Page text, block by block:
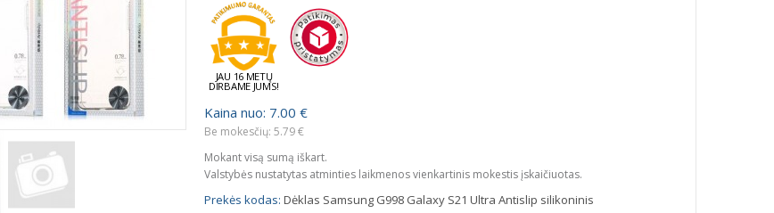
JAU 16 METŲ
DIRBAME JUMS!
Kaina nuo: 7.00 €
Be mokesčių: 5.79 €
Mokant visą sumą iškart.
Valstybės nustatytas atminties laikmenos vienkartinis mokestis įskaičiuotas.
Prekės kodas: Dėklas Samsung G998 Galaxy S21 Ultra Antislip silikoninis